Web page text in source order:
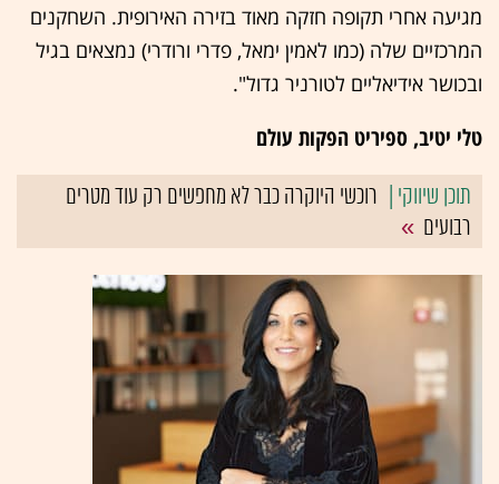
מגיעה אחרי תקופה חזקה מאוד בזירה האירופית. השחקנים
המרכזיים שלה (כמו לאמין ימאל, פדרי ורודרי) נמצאים בגיל
ובכושר אידיאליים לטורניר גדול".
טלי יטיב, ספיריט הפקות עולם
רוכשי היוקרה כבר לא מחפשים רק עוד מטרים
רבועים